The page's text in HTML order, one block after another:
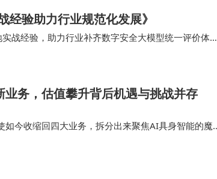
经验助力行业规范化发展》
战经验，助力行业补齐数字安全大模型统一评价体系
安全能力，持续为…
业务，估值攀升背后机遇与挑战并存
今收缩回四大业务，拆分出来聚焦AI具身智能的魔
会…